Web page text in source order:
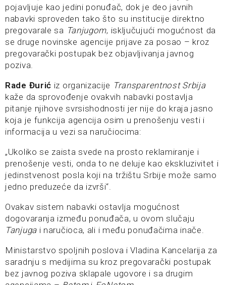
pojavljuje kao jedini ponuđač, dok je deo javnih
nabavki sproveden tako što su institucije direktno
pregovarale sa Tanjugom, isključujući mogućnost da
se druge novinske agencije prijave za posao – kroz
pregovarački postupak bez objavljivanja javnog
poziva.
Rade Đurić iz organizacije Transparentnost Srbija
kaže da sprovođenje ovakvih nabavki postavlja
pitanje njihove svrsishodnosti jer nije do kraja jasno
koja je funkcija agencija osim u prenošenju vesti i
informacija u vezi sa naručiocima:
„Ukoliko se zaista svede na prosto reklamiranje i
prenošenje vesti, onda to ne deluje kao ekskluzivitet i
jedinstvenost posla koji na tržištu Srbije može samo
jedno preduzeće da izvrši“.
Ovakav sistem nabavki ostavlja mogućnost
dogovaranja između ponuđača, u ovom slučaju
Tanjuga i naručioca, ali i među ponuđačima inače.
Ministarstvo spoljnih poslova i Vladina Kancelarija za
saradnju s medijima su kroz pregovarački postupak
bez javnog poziva sklapale ugovore i sa drugim